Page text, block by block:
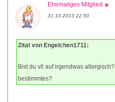
Ehemaliges Mitglied
31.10.2013 22:50
Zitat von Engelchen1711:
Bist du vll auf irgendwas allergisch?
bestimmtes?